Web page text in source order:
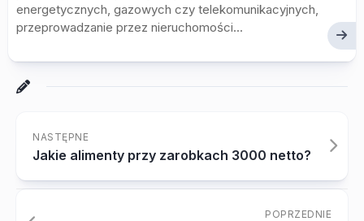
energetycznych, gazowych czy telekomunikacyjnych,
przeprowadzanie przez nieruchomości...
NASTĘPNE
Jakie alimenty przy zarobkach 3000 netto?
POPRZEDNIE